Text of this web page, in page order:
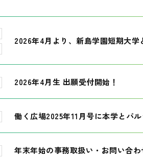
2026年4月より、新島学園短期大学
2026年4月生 出願受付開始！
働く広場2025年11月号に本学とパ
年末年始の事務取扱い・お問い合わ